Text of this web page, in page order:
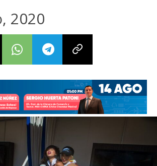
2020